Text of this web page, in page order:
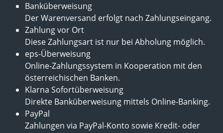
Banküberweisung
Der Warenversand erfolgt nach Zahlungseingang.
Zahlung vor Ort
Diese Zahlungsart ist nur bei Abholung möglich.
eps-Überweisung
Online-Zahlungssystem in Kooperation mit den
österreichischen Banken.
Klarna Sofortüberweisung
Direkte Banküberweisung mittels Online-Banking.
PayPal
Zahlungen via PayPal-Konto sowie Kredit- oder